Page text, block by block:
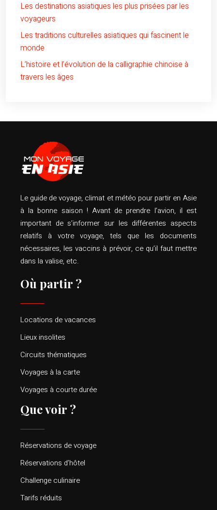
Les destinations asiatiques les plus prisées par les
voyageurs
Les traditions culturelles asiatiques qui fascinent le
monde
L’histoire et l’évolution de la calligraphie chinoise à
travers les âges
Le guide de voyage, climat et météo pour partir en Asie
à la bonne saison ! Avant de prendre l’avion, il est
important de s’informer sur les différentes aspects
relatifs à votre voyage, tels que les documents
nécessaires, les vaccins à prévoir, ce qu’il faut mettre
dans la valise, etc.
Où partir ?
Locations de vacances
Lieux insolites
Circuits thématiques
Voyages à la carte
Voyages à courte durée
Que voir ?
Réservations de voyage
Réservations d’hôtel
Challenge culinaire
Tarifs réduits